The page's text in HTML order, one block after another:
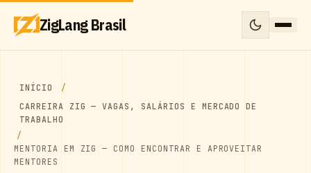
ZigLang Brasil
INÍCIO
CARREIRA ZIG — VAGAS, SALÁRIOS E MERCADO DE
TRABALHO
MENTORIA EM ZIG — COMO ENCONTRAR E APROVEITAR
MENTORES